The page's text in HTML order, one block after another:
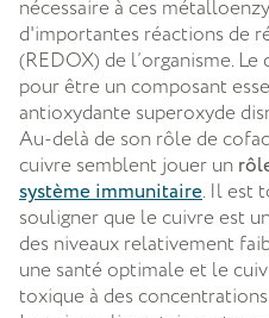
nécessaire à ces
d'importantes réactions de
(REDOX) de l’organisme.
pour être un composant
antioxydante superoxyde
Au-delà de son rôle de
cuivre semblent jouer un
système immunitaire. Il est
souligner que le cuivre est
des niveaux relativement
une santé optimale et le
toxique à des